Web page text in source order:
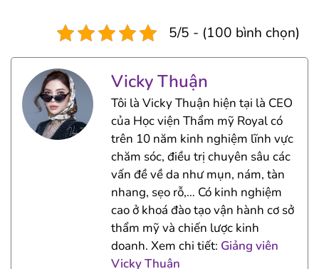
5/5 - (100 bình chọn)
Vicky Thuận
Tôi là Vicky Thuận hiện tại là CEO
của Học viện Thẩm mỹ Royal có
trên 10 năm kinh nghiệm lĩnh vực
chăm sóc, điều trị chuyên sâu các
vấn đề về da như mụn, nám, tàn
nhang, sẹo rỗ,… Có kinh nghiệm
cao ở khoá đào tạo vận hành cơ sở
thẩm mỹ và chiến lược kinh
doanh. Xem chi tiết: Giảng viên
Vicky Thuận